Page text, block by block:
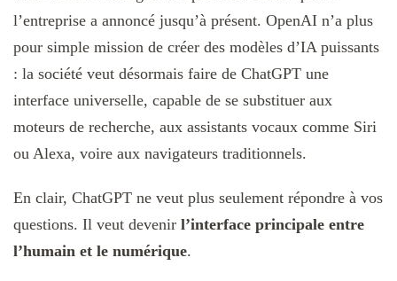
l’entreprise a annoncé jusqu’à présent. OpenAI n’a plus
pour simple mission de créer des modèles d’IA puissants
: la société veut désormais faire de ChatGPT une
interface universelle, capable de se substituer aux
moteurs de recherche, aux assistants vocaux comme Siri
ou Alexa, voire aux navigateurs traditionnels.
En clair, ChatGPT ne veut plus seulement répondre à vos
questions. Il veut devenir l’interface principale entre
l’humain et le numérique.